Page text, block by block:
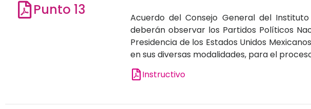
Punto 13
Acuerdo del Consejo General del
deberán observar los Partidos Políticos
Presidencia de los Estados Unidos
en sus diversas modalidades, para el
Instructivo